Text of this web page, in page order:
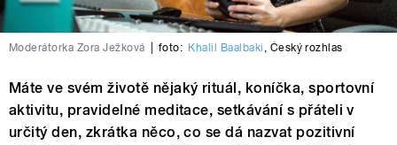
Moderátorka Zora Ježková foto: Khalil Baalbaki , Český rozhlas
Máte ve svém životě nějaký rituál, koníčka, sportovní
aktivitu, pravidelné meditace, setkávání s přáteli v
určitý den, zkrátka něco, co se dá nazvat pozitivní